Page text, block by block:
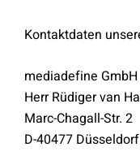
Kontaktdaten
mediadefine GmbH
Herr Rüdiger van
Marc-Chagall-Str. 2
D-40477 Düsseldorf